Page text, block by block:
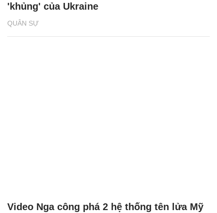
QUÂN SỰ
'khủng' của Ukraine
Video Nga công phá 2 hệ thống tên lửa Mỹ